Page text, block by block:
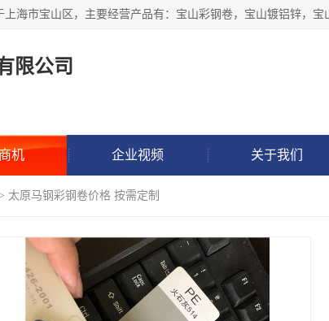
限公司
机 企业视频 关于我们
太原马钢彩钢卷价格 按需定制